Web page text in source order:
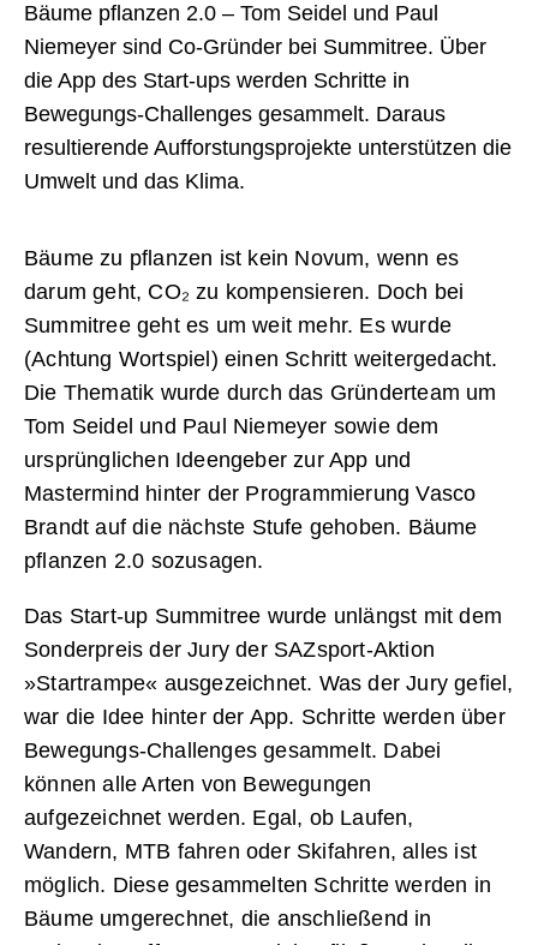
Bäume pflanzen 2.0 – Tom Seidel und Paul
Niemeyer sind Co-Gründer bei Summitree. Über
die App des Start-ups werden Schritte in
Bewegungs-Challenges gesammelt. Daraus
resultierende Aufforstungsprojekte unterstützen die
Umwelt und das Klima.
Bäume zu pflanzen ist kein Novum, wenn es
darum geht, CO₂ zu kompensieren. Doch bei
Summitree geht es um weit mehr. Es wurde
(Achtung Wortspiel) einen Schritt weitergedacht.
Die Thematik wurde durch das Gründerteam um
Tom Seidel und Paul Niemeyer sowie dem
ursprünglichen Ideengeber zur App und
Mastermind hinter der Programmierung Vasco
Brandt auf die nächste Stufe gehoben. Bäume
pflanzen 2.0 sozusagen.
Das Start-up Summitree wurde unlängst mit dem
Sonderpreis der Jury der SAZsport-Aktion
»Startrampe« ausgezeichnet. Was der Jury gefiel,
war die Idee hinter der App. Schritte werden über
Bewegungs-Challenges gesammelt. Dabei
können alle Arten von Bewegungen
aufgezeichnet werden. Egal, ob Laufen,
Wandern, MTB fahren oder Skifahren, alles ist
möglich. Diese gesammelten Schritte werden in
Bäume umgerechnet, die anschließend in